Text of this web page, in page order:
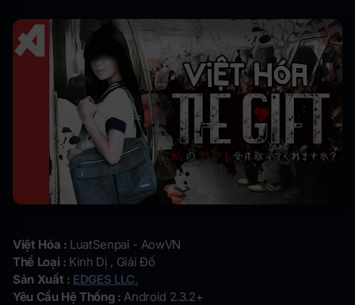
Việt Hóa : LuatSenpai - AowVN
Thể Loại : Kinh Dị , Giải Đố
Sản Xuất : EDGES LLC.
Yêu Cầu Hệ Thống : Android 2.3.2+